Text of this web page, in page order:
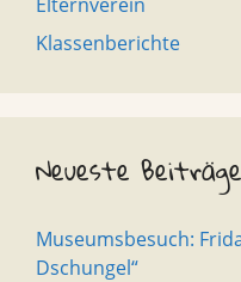
Klassenberichte
Neueste Beiträge
Museumsbesuch:
Dschungel“